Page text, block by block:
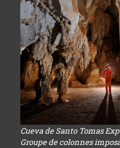
Cueva de Santo Tomas
Groupe de colonnes